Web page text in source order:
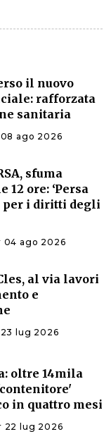
il nuovo
rafforzata
sanitaria
08 ago 2026
sfuma
12 ore: ‘Persa
per i diritti degli
04 ago 2026
al via lavori
e
lug 2026
oltre 14mila
in quattro mesi
22 lug 2026